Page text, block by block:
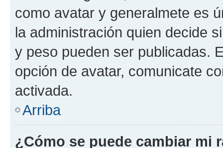
como avatar y generalmete es
la administración quien decide
y peso pueden ser publicadas.
opción de avatar, comunicate
activada.
Arriba
¿Cómo se puede cambiar mi